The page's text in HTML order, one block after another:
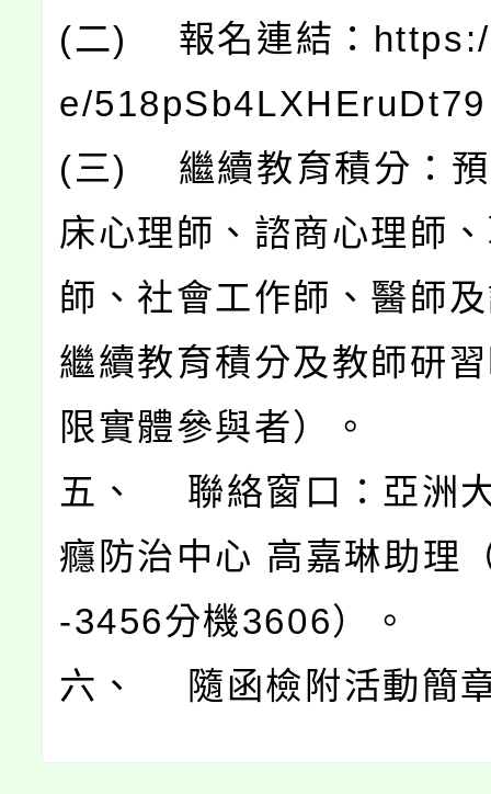
(二) 報名連結：
e/
(三) 繼續教育積分：預
床心理師、諮商心理師
師、社會工作師、醫師
繼續教育積分及教師研
限實體參與者）。
五、 聯絡窗口：亞洲
癮防治中心 高嘉琳助理
-3456分機3606）。
六、 隨函檢附活動簡